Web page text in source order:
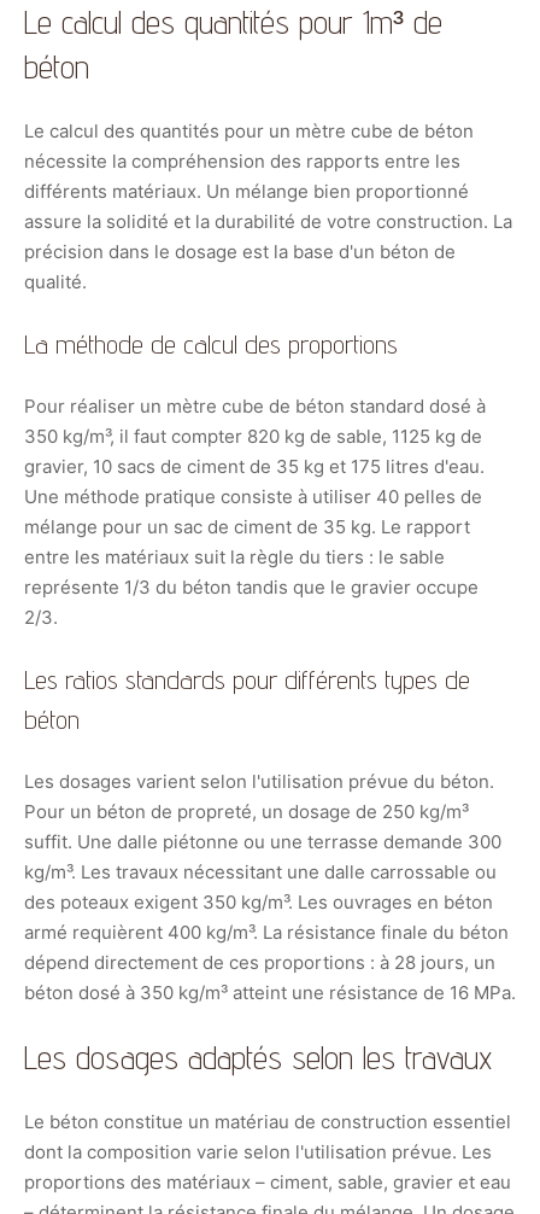
Le calcul des quantités pour 1m³ de
béton
Le calcul des quantités pour un mètre cube de béton
nécessite la compréhension des rapports entre les
différents matériaux. Un mélange bien proportionné
assure la solidité et la durabilité de votre construction. La
précision dans le dosage est la base d'un béton de
qualité.
La méthode de calcul des proportions
Pour réaliser un mètre cube de béton standard dosé à
350 kg/m³, il faut compter 820 kg de sable, 1125 kg de
gravier, 10 sacs de ciment de 35 kg et 175 litres d'eau.
Une méthode pratique consiste à utiliser 40 pelles de
mélange pour un sac de ciment de 35 kg. Le rapport
entre les matériaux suit la règle du tiers : le sable
représente 1/3 du béton tandis que le gravier occupe
2/3.
Les ratios standards pour différents types de
béton
Les dosages varient selon l'utilisation prévue du béton.
Pour un béton de propreté, un dosage de 250 kg/m³
suffit. Une dalle piétonne ou une terrasse demande 300
kg/m³. Les travaux nécessitant une dalle carrossable ou
des poteaux exigent 350 kg/m³. Les ouvrages en béton
armé requièrent 400 kg/m³. La résistance finale du béton
dépend directement de ces proportions : à 28 jours, un
béton dosé à 350 kg/m³ atteint une résistance de 16 MPa.
Les dosages adaptés selon les travaux
Le béton constitue un matériau de construction essentiel
dont la composition varie selon l'utilisation prévue. Les
proportions des matériaux – ciment, sable, gravier et eau